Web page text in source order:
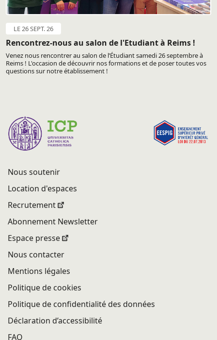
LE 26 SEPT. 26
Rencontrez-nous au salon de l'Etudiant à Reims !
Venez nous rencontrer au salon de l’Étudiant samedi 26 septembre à
Reims ! L'occasion de découvrir nos formations et de poser toutes vos
questions sur notre établissement !
Nous soutenir
Location d'espaces
Recrutement
Abonnement Newsletter
Espace presse
Nous contacter
Mentions légales
Politique de cookies
Politique de confidentialité des données
Déclaration d’accessibilité
FAQ